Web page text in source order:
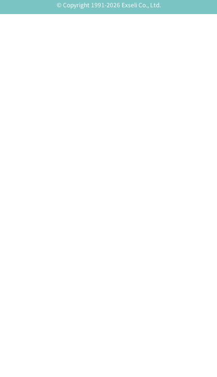
© Copyright 1991-2026 Exseli Co., Ltd.